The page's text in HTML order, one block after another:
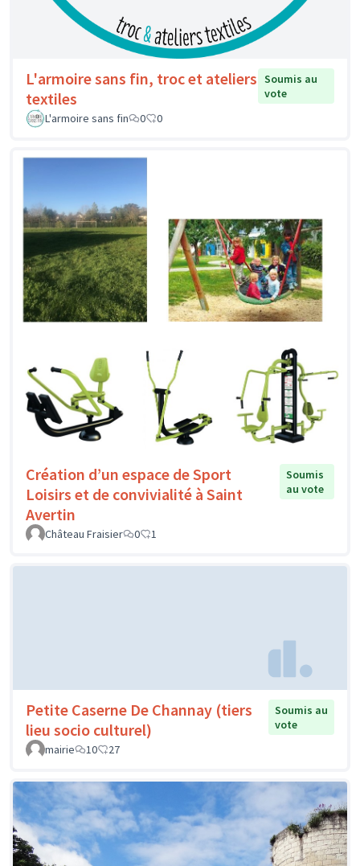
L'armoire sans fin, troc et ateliers
textiles
Soumis au
vote
L'armoire sans fin
0 0
Création d’un espace de Sport
Loisirs et de convivialité à Saint
Avertin
Soumis
au vote
Château Fraisier 0 1
Petite Caserne De Channay (tiers
lieu socio culturel)
Soumis au
vote
mairie
10 27